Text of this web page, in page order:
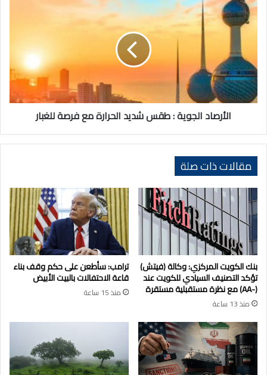
الجوية
:
طقس
شديد
الحرارة
مع
فرصة
للغبار
الأرصاد الجوية : طقس شديد الحرارة مع فرصة للغبار
مقالات ذات صلة
بنك الكويت المركزي: وكالة (فيتش)
تؤكد التصنيف السيادي للكويت عند
(-AA) مع نظرة مستقبلية مستقرة
منذ 13 ساعة
ترامب: سأطعن على حكم وقف بناء
قاعة الاحتفالات بالبيت الأبيض
منذ 15 ساعة